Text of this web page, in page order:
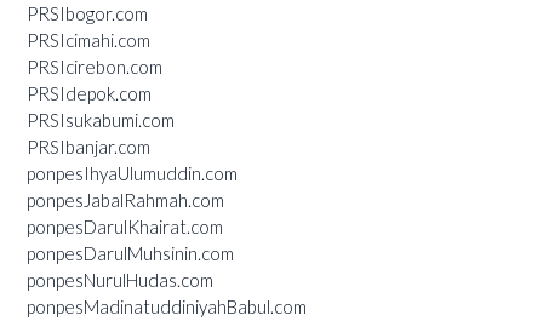
PRSIbogor.com
PRSIcimahi.com
PRSIcirebon.com
PRSIdepok.com
PRSIsukabumi.com
PRSIbanjar.com
ponpesIhyaUlumuddin.com
ponpesJabalRahmah.com
ponpesDarulKhairat.com
ponpesDarulMuhsinin.com
ponpesNurulHudas.com
ponpesMadinatuddiniyahBabul.com